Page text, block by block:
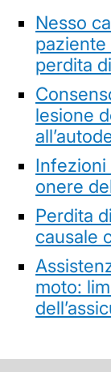
Nesso
perdita
lesione
Infezioni
onere
Perdita
causale
moto: